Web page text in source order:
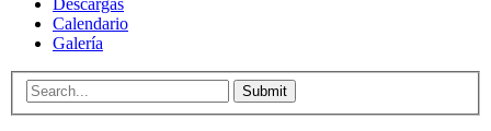
Descargas
Calendario
Galería
Submit